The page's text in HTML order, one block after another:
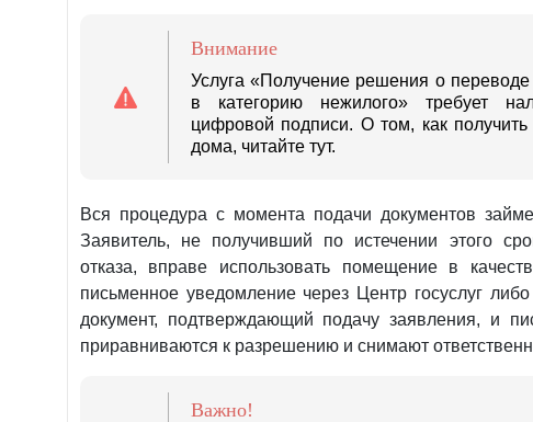
Внимание
Услуга «Получение решения о
в категорию нежилого» требует
цифровой подписи. О том, как
дома, читайте тут.
Вся процедура с момента подачи документов
Заявитель, не получивший по истечении этого
отказа, вправе использовать помещение в
письменное уведомление через Центр госуслуг
документ, подтверждающий подачу заявления, и
приравниваются к разрешению и снимают
Важно!